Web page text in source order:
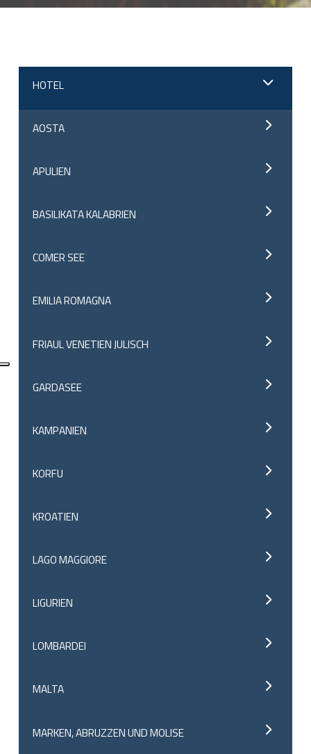
HOTEL
AOSTA
APULIEN
BASILIKATA KALABRIEN
COMER SEE
EMILIA ROMAGNA
FRIAUL VENETIEN JULISCH
GARDASEE
KAMPANIEN
KORFU
KROATIEN
LAGO MAGGIORE
LIGURIEN
LOMBARDEI
MALTA
MARKEN, ABRUZZEN UND MOLISE